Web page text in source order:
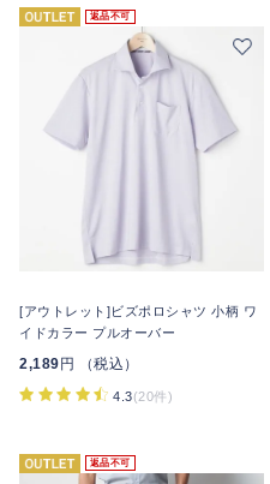
返品不可
[アウトレット]ビズポロシャツ 小柄 ワ
イドカラー プルオーバー
2,189円 （税込）
4.3(20件)
返品不可